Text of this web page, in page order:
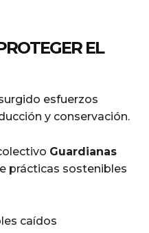
EL
esfuerzos
y conservación.
Guardianas
prácticas sostenibles
caídos